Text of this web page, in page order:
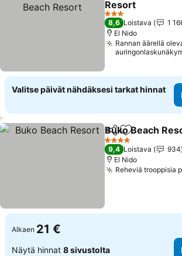
Resort
3 Tähtiluokitus
8,6 Loistava
1
El Nido
Rannan äärellä
Valitse päivät nähdäksesi tarkat hinnat
Jaa Lisää
Buko Beach
4 Tähtiluokitus
9,4 Loistava
934
El Nido
Reheviä trooppisia
Alkaen 21 €
Näytä hinnat 8 sivustolta